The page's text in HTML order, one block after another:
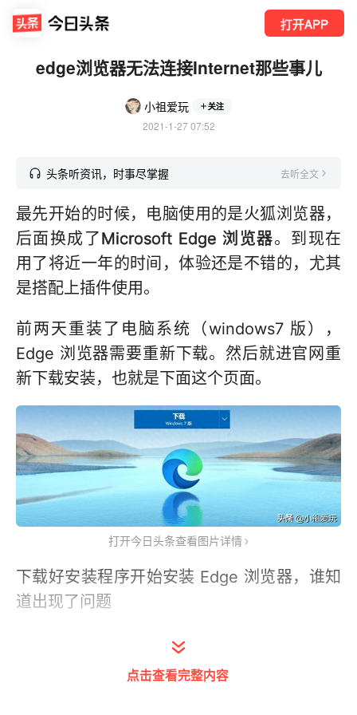
打开APP
edge浏览器无法连接Internet那些事儿
小祖爱玩 关注
2021-1-27 07:52
头条听资讯，时事尽掌握 去听全文
最先开始的时候，电脑使用的是火狐浏览器，
后面换成了Microsoft Edge 浏览器。到现在
用了将近一年的时间，体验还是不错的，尤其
是搭配上插件使用。
前两天重装了电脑系统（windows7 版），
Edge 浏览器需要重新下载。然后就进官网重
新下载安装，也就是下面这个页面。
打开今日头条查看图片详情
下载好安装程序开始安装 Edge 浏览器，谁知
道出现了问题
无法连接到 Internet
点击查看完整内容